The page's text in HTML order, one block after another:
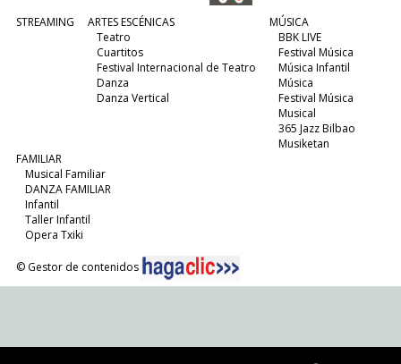
STREAMING
ARTES ESCÉNICAS
Teatro
Cuartitos
Festival Internacional de Teatro
Danza
Danza Vertical
MÚSICA
BBK LIVE
Festival Música
Música Infantil
Música
Festival Música
Musical
365 Jazz Bilbao
Musiketan
FAMILIAR
Musical Familiar
DANZA FAMILIAR
Infantil
Taller Infantil
Opera Txiki
© Gestor de contenidos